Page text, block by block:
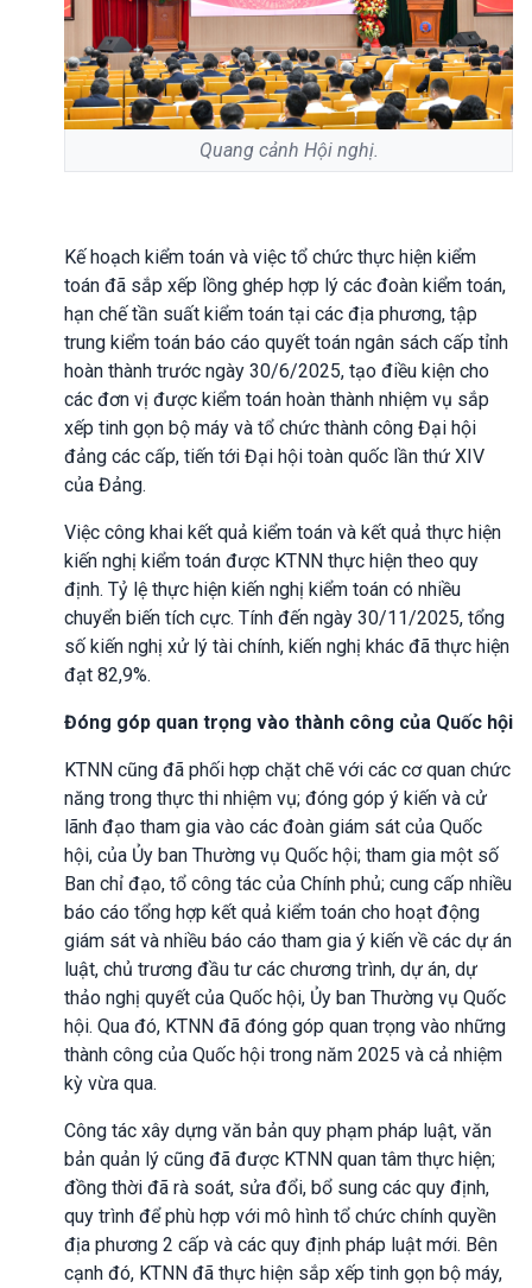
Quang cảnh Hội nghị.
Kế hoạch kiểm toán và việc tổ chức thực hiện kiểm
toán đã sắp xếp lồng ghép hợp lý các đoàn kiểm toán,
hạn chế tần suất kiểm toán tại các địa phương, tập
trung kiểm toán báo cáo quyết toán ngân sách cấp tỉnh
hoàn thành trước ngày 30/6/2025, tạo điều kiện cho
các đơn vị được kiểm toán hoàn thành nhiệm vụ sắp
xếp tinh gọn bộ máy và tổ chức thành công Đại hội
đảng các cấp, tiến tới Đại hội toàn quốc lần thứ XIV
của Đảng.
Việc công khai kết quả kiểm toán và kết quả thực hiện
kiến nghị kiểm toán được KTNN thực hiện theo quy
định. Tỷ lệ thực hiện kiến nghị kiểm toán có nhiều
chuyển biến tích cực. Tính đến ngày 30/11/2025, tổng
số kiến nghị xử lý tài chính, kiến nghị khác đã thực hiện
đạt 82,9%.
Đóng góp quan trọng vào thành công của Quốc hội
KTNN cũng đã phối hợp chặt chẽ với các cơ quan chức
năng trong thực thi nhiệm vụ; đóng góp ý kiến và cử
lãnh đạo tham gia vào các đoàn giám sát của Quốc
hội, của Ủy ban Thường vụ Quốc hội; tham gia một số
Ban chỉ đạo, tổ công tác của Chính phủ; cung cấp nhiều
báo cáo tổng hợp kết quả kiểm toán cho hoạt động
giám sát và nhiều báo cáo tham gia ý kiến về các dự án
luật, chủ trương đầu tư các chương trình, dự án, dự
thảo nghị quyết của Quốc hội, Ủy ban Thường vụ Quốc
hội. Qua đó, KTNN đã đóng góp quan trọng vào những
thành công của Quốc hội trong năm 2025 và cả nhiệm
kỳ vừa qua.
Công tác xây dựng văn bản quy phạm pháp luật, văn
bản quản lý cũng đã được KTNN quan tâm thực hiện;
đồng thời đã rà soát, sửa đổi, bổ sung các quy định,
quy trình để phù hợp với mô hình tổ chức chính quyền
địa phương 2 cấp và các quy định pháp luật mới. Bên
cạnh đó, KTNN đã thực hiện sắp xếp tinh gọn bộ máy,